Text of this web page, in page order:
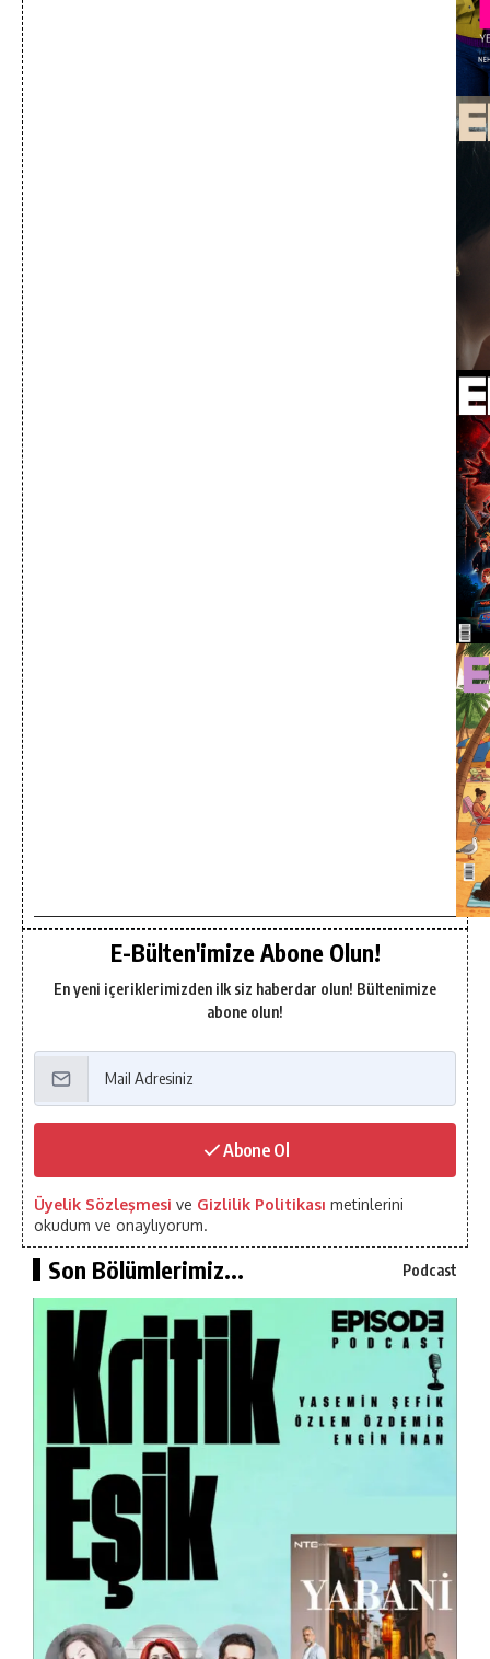
E-Bülten'imize Abone Olun!
En yeni içeriklerimizden ilk siz haberdar olun! Bültenimize
abone olun!
Abone Ol
Üyelik Sözleşmesi ve Gizlilik Politikası metinlerini
okudum ve onaylıyorum.
Son Bölümlerimiz... Podcast